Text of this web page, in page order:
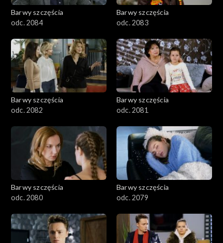
Barwy szczęścia
odc. 2084
Barwy szczęścia
odc. 2083
Barwy szczęścia
odc. 2082
Barwy szczęścia
odc. 2081
Barwy szczęścia
odc. 2080
Barwy szczęścia
odc. 2079